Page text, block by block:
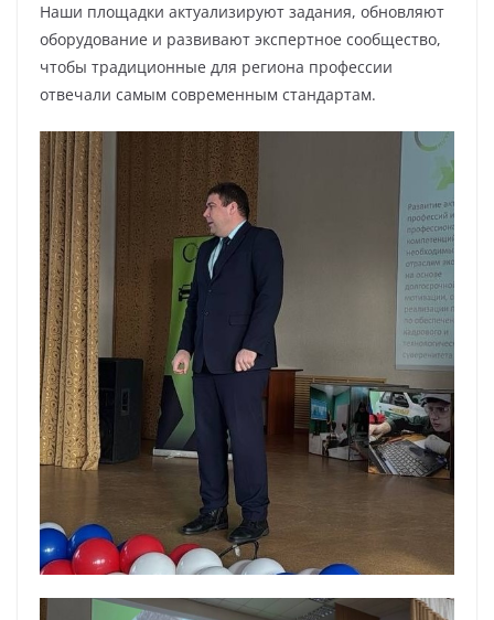
Наши площадки актуализируют задания, обновляют
оборудование и развивают экспертное сообщество,
чтобы традиционные для региона профессии
отвечали самым современным стандартам.